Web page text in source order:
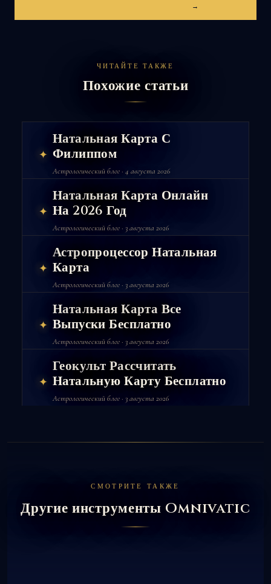
→
ЧИТАЙТЕ ТАКЖЕ
Похожие статьи
✦
Натальная Карта С
Филиппом
Астрологический блог · 4 августа 2026
✦
Натальная Карта Онлайн
На 2026 Год
Астрологический блог · 3 августа 2026
✦
Астропроцессор Натальная
Карта
Астрологический блог · 3 августа 2026
✦
Натальная Карта Все
Выпуски Бесплатно
Астрологический блог · 3 августа 2026
✦
Геокульт Рассчитать
Натальную Карту Бесплатно
Астрологический блог · 3 августа 2026
СМОТРИТЕ ТАКЖЕ
Другие инструменты Omnivatic